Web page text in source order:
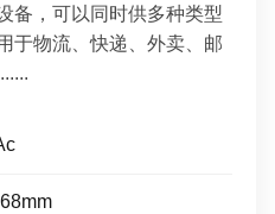
备，可以同时供多种类型
于物流、快递、外卖、邮